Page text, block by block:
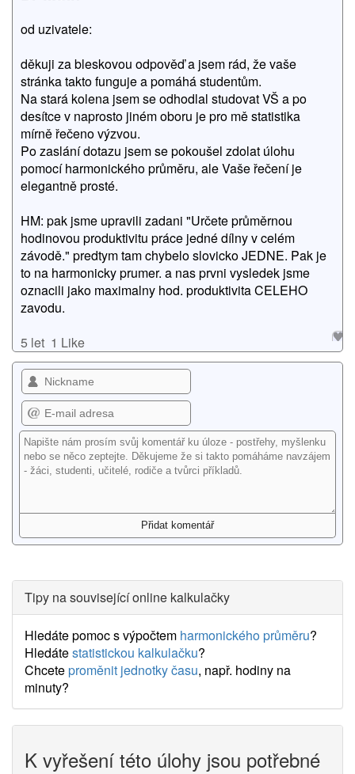
od uzivatele:
děkuji za bleskovou odpověď a jsem rád, že vaše
stránka takto funguje a pomáhá studentům.
Na stará kolena jsem se odhodlal studovat VŠ a po
desítce v naprosto jiném oboru je pro mě statistika
mírně řečeno výzvou.
Po zaslání dotazu jsem se pokoušel zdolat úlohu
pomocí harmonického průměru, ale Vaše řečení je
elegantně prosté.
HM: pak jsme upravili zadani "Určete průměrnou
hodinovou produktivitu práce jedné dílny v celém
závodě." predtym tam chybelo slovicko JEDNE. Pak je
to na harmonicky prumer. a nas prvni vysledek jsme
oznacili jako maximalny hod. produktivita CELEHO
zavodu.
5 let 1 Like
Tipy na související online kalkulačky
Hledáte pomoc s výpočtem harmonického průměru?
Hledátestatistickou kalkulačku?
Chceteproměnit jednotky času, např. hodiny na
minuty?
K vyřešení této úlohy jsou potřebné